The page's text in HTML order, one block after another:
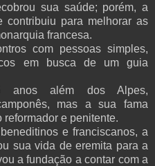
sua saúde; porém, a
contribuiu para melhorar as
francesa.
com pessoas simples,
em busca de um guia
anos além dos Alpes,
mas a sua fama
e penitente.
e franciscanos, a
sua vida de eremita para a
a fundação a contar com a